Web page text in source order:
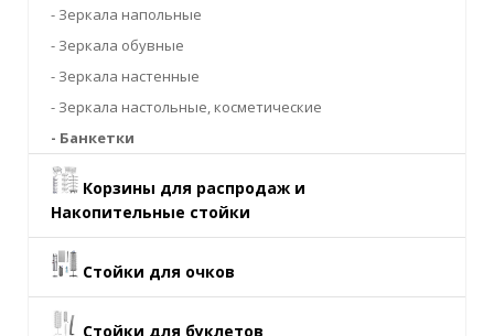
- Зеркала напольные
- Зеркала обувные
- Зеркала настенные
- Зеркала настольные, косметические
- Банкетки
Корзины для распродаж и
Накопительные стойки
Стойки для очков
Стойки для буклетов